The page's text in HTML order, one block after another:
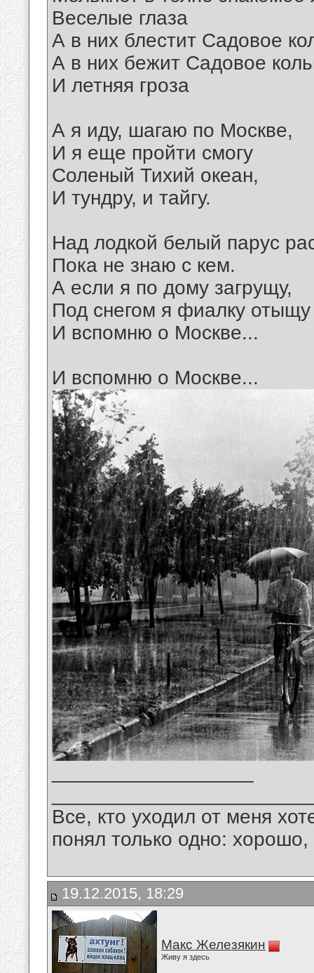
Веселые глаза
А в них блестит Садовое
А в них бежит Садовое
И летняя гроза
А я иду, шагаю по Москве,
И я еще пройти смогу
Соленый Тихий океан,
И тундру, и тайгу.
Над лодкой белый парус
Пока не знаю с кем.
А если я по дому загрущу,
Под снегом я фиалку отыщу
И вспомню о Москве...
И вспомню о Москве...
Все, кто уходил от меня
понял только одно:
19.12.2015, 18:29
Макс Железякин
Живу я здесь